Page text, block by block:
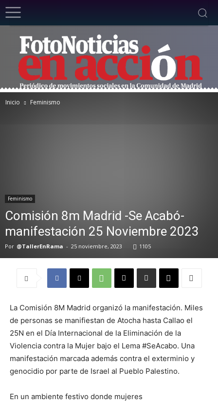
Inicio Feminismo
Feminismo
Comisión 8m Madrid -Se Acabó-
manifestación 25 Noviembre 2023
Por @TallerEnRama - 25 noviembre, 2023 1105
La Comisión 8M Madrid organizó la manifestación. Miles
de personas se manifiestan de Atocha hasta Callao el
25N en el Día Internacional de la Eliminación de la
Violencia contra la Mujer bajo el Lema #SeAcabo. Una
manifestación marcada además contra el exterminio y
genocidio por parte de Israel al Pueblo Palestino.
En un ambiente festivo donde mujeres